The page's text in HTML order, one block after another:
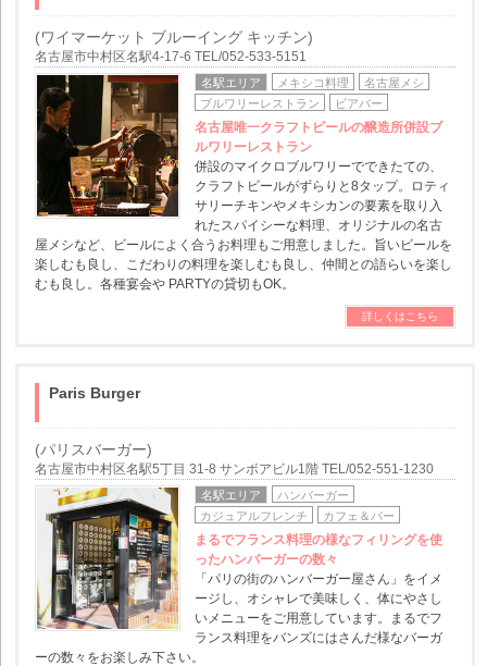
(ワイマーケット ブルーイング キッチン)
名古屋市中村区名駅4-17-6 TEL/052-533-5151
名駅エリア メキシコ料理
名古屋メシ
ブルワリーレストラン
ビアバー
名古屋唯一クラフトビールの醸造所併設ブ
ルワリーレストラン
併設のマイクロブルワリーでできたての、
クラフトビールがずらりと8タップ。ロティ
サリーチキンやメキシカンの要素を取り入
れたスパイシーな料理、オリジナルの名古
屋メシなど、ビールによく合うお料理もご用意しました。旨いビールを
楽しむも良し、こだわりの料理を楽しむも良し、仲間との語らいを楽し
むも良し。各種宴会や PARTYの貸切もOK。
詳しくはこちら
Paris Burger
(パリスバーガー)
名古屋市中村区名駅5丁目 31-8 サンボアビル1階 TEL/052-551-1230
名駅エリア
ハンバーガー
カジュアルフレンチ
カフェ＆バー
まるでフランス料理の様なフィリングを使
ったハンバーガーの数々
「パリの街のハンバーガー屋さん」をイメ
ージし、オシャレで美味しく、体にやさし
いメニューをご用意しています。まるでフ
ランス料理をバンズにはさんだ様なバーガ
ーの数々をお楽しみ下さい。